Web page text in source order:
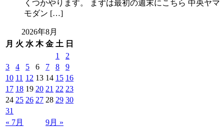
くつかやります。 まずは最初の週末にこちら 中央ヤマ
モダン […]
2026年8月
月 火 水 木 金 土 日
« 7月 9月 »
1
2
3
4 5 6 7 8
9
10 11 12 13 14 15 16
17 18 19 20 21 22 23
24 25 26 27 28 29 30
31